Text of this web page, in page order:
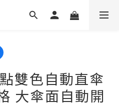
雙色自動直傘
大傘面自動開